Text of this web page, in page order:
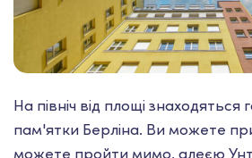
На північ від площі знаходяться
пам'ятки Берліна. Ви можете
можете пройти мимо, алеєю